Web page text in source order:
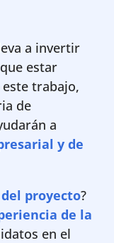
a invertir
estar
trabajo,
de
a
y de
proyecto?
de la
en el